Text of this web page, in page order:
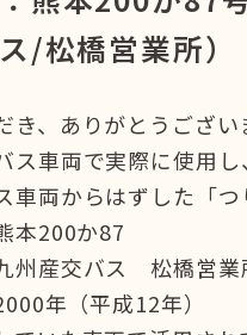
/松橋営業所）
き、ありがとうござい
ス車両で実際に使用
車両からはずした「つ
200か87
州産交バス 松橋営業
年（平成12年）